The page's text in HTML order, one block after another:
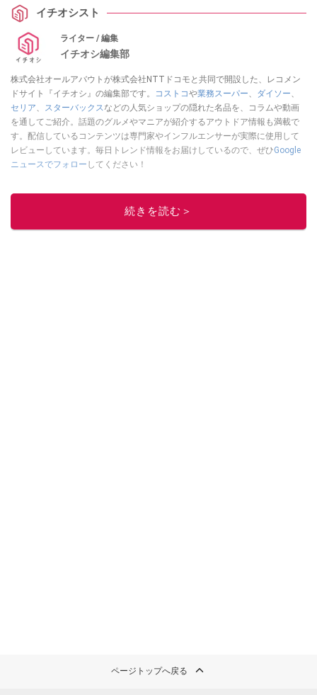
イチオシスト
ライター / 編集
イチオシ編集部
株式会社オールアバウトが株式会社NTTドコモと共同で開設した、レコメン
ドサイト『イチオシ』の編集部です。
コストコや業務スーパー ダイソー
セリア
スターバックス などの人気ショップの隠れた名品を、コラムや動画
を通してご紹介。話題のグルメやマニアが紹介するアウトドア情報も満載で
す。配信しているコンテンツは専門家やインフルエンサーが実際に使用して
レビューしています。毎日トレンド情報をお届けしているので、ぜひGoogle
ニュースでフォロー してください！
続きを読む＞
ページトップへ戻る